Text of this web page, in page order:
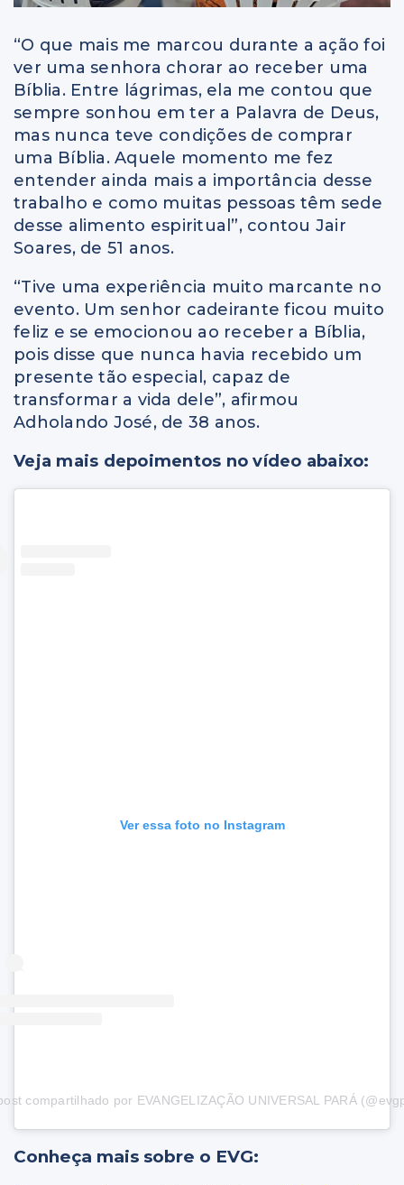
“O que mais me marcou durante a ação foi
ver uma senhora chorar ao receber uma
Bíblia. Entre lágrimas, ela me contou que
sempre sonhou em ter a Palavra de Deus,
mas nunca teve condições de comprar
uma Bíblia. Aquele momento me fez
entender ainda mais a importância desse
trabalho e como muitas pessoas têm sede
desse alimento espiritual”, contou Jair
Soares, de 51 anos.
“Tive uma experiência muito marcante no
evento. Um senhor cadeirante ficou muito
feliz e se emocionou ao receber a Bíblia,
pois disse que nunca havia recebido um
presente tão especial, capaz de
transformar a vida dele”, afirmou
Adholando José, de 38 anos.
Veja mais depoimentos no vídeo abaixo:
Ver essa foto no Instagram
compartilhado por EVANGELIZAÇÃO UNIVERSAL PARÁ
Conheça mais sobre o EVG: